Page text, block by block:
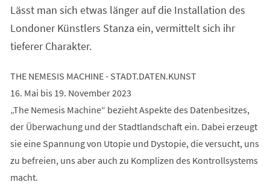
Lässt man sich etwas länger auf die Installation des
Londoner Künstlers Stanza ein, vermittelt sich ihr
tieferer Charakter.
THE NEMESIS MACHINE - STADT.DATEN.KUNST
16. Mai bis 19. November 2023
„The Nemesis Machine“ bezieht Aspekte des Datenbesitzes,
der Überwachung und der Stadtlandschaft ein. Dabei erzeugt
sie eine Spannung von Utopie und Dystopie, die versucht, uns
zu befreien, uns aber auch zu Komplizen des Kontrollsystems
macht.